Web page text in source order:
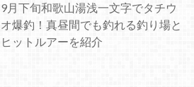
9月下旬和歌山湯浅一文字でタチウ
オ爆釣！真昼間でも釣れる釣り場と
ヒットルアーを紹介